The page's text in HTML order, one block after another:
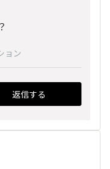
ョン
返信する